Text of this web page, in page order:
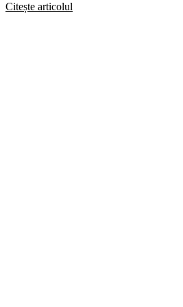
Citește articolul